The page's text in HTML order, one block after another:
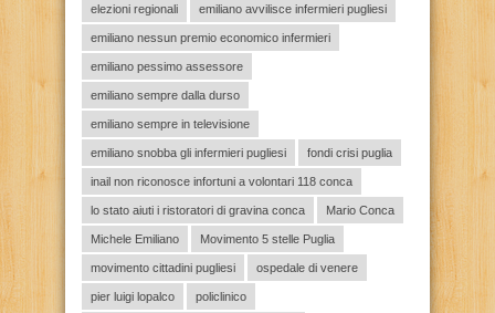
elezioni regionali emiliano avvilisce infermieri pugliesi
emiliano nessun premio economico infermieri
emiliano pessimo assessore
emiliano sempre dalla durso
emiliano sempre in televisione
emiliano snobba gli infermieri pugliesi fondi crisi puglia
inail non riconosce infortuni a volontari 118 conca
lo stato aiuti i ristoratori di gravina conca Mario Conca
Michele Emiliano Movimento 5 stelle Puglia
movimento cittadini pugliesi ospedale di venere
pier luigi lopalco policlinico